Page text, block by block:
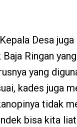
Desa
Ringan
yang
kades juga
tidak
bisa kita